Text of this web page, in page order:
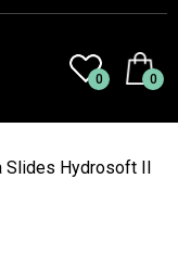
0 0
Slides Hydrosoft II